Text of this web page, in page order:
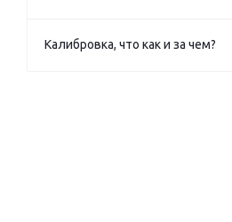
Калибровка, что как и за чем?